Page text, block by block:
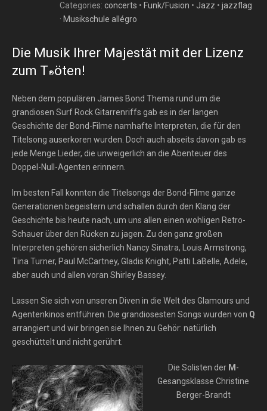
Categories: concerts • Funk/Fusion • Jazz • jazzflag
· Musikschule allégro
Die Musik Ihrer Majestät mit der Lizenz
zum T®öten!
Neben dem populären James Bond Thema rund um die
grandiosen Surf Rock Gitarrenriffs gab es in der langen
Geschichte der Bond-Filme namhafte Interpreten, die für den
Titelsong auserkoren wurden. Doch auch abseits davon gab es
jede Menge Lieder, die unweigerlich an die Abenteuer des
Doppel-Null-Agenten erinnern.
Im besten Fall konnten die Titelsongs der Bond-Filme ganze
Generationen begeistern und schallen durch den Klang der
Geschichte bis heute nach, um uns allen einen wohligen Retro-
Schauer über den Rücken zu jagen. Zu den ganz großen
Interpreten gehören sicherlich Nancy Sinatra, Louis Armstrong,
Tina Turner, Paul McCartney, Gladis Knight, Patti LaBelle, Adele,
aber auch und allen voran Shirley Bassey.
Lassen Sie sich von unseren Diven in die Welt des Glamours und
Agentenkinos entführen. Die grandiosesten Songs wurden von Q
arrangiert und wir bringen sie Ihnen zu Gehör: natürlich
geschüttelt und nicht gerührt.
Die Solisten der M -
Gesangsklasse Christine
Berger-Brandt